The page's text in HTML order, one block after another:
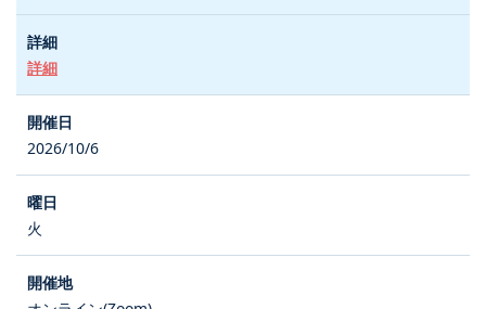
詳細
2026/10/6
火